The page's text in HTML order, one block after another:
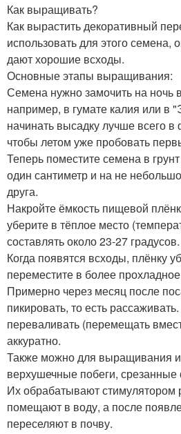
Как выращивать?
Как вырастить декоративный
использовать для этого семена,
дают хорошие всходы.
Основные этапы выращивания:
Семена нужно замочить на ночь
например, в гумате калия или в
начинать высадку лучше всего
чтобы летом уже пробовать
Теперь поместите семена в
один сантиметр и на не
друга.
Накройте ёмкость пищевой
уберите в тёплое место
составлять около 23-27 градусов.
Когда появятся всходы, плёнку
переместите в более
Примерно через месяц после
пикировать, то есть
переваливать (перемещать
аккуратно.
Также можно для выращивания
верхушечные побеги, срезанные
Их обрабатывают стимулятором
помещают в воду, а после
переселяют в почву.